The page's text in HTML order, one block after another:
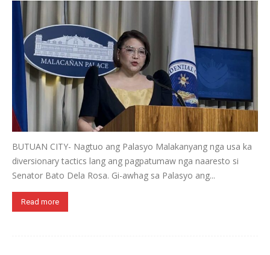
BUTUAN CITY- Nagtuo ang Palasyo Malakanyang nga usa ka
diversionary tactics lang ang pagpatumaw nga naaresto si
Senator Bato Dela Rosa. Gi-awhag sa Palasyo ang...
Read more